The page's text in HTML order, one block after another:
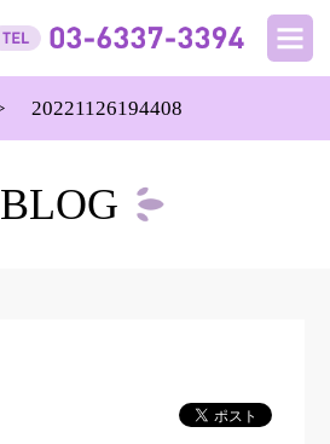
20221126194408
BLOG